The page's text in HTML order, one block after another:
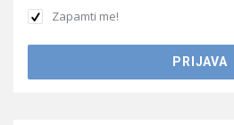
Zapamti me!